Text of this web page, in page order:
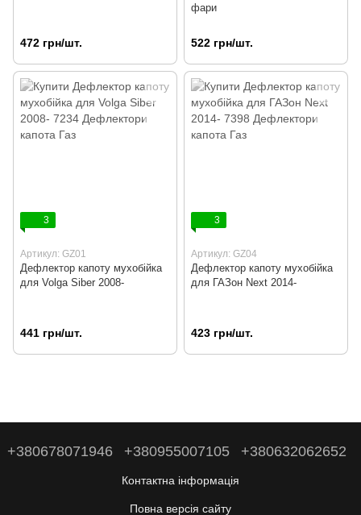
472 грн/шт.
фари
522 грн/шт.
3
Артикул: GZ01
Дефлектор капоту мухобійка
для Volga Siber 2008-
441 грн/шт.
3
Артикул: GZ04
Дефлектор капоту мухобійка
для ГАЗон Next 2014-
423 грн/шт.
+380678071946 +380955007105 +380632062652
Контактна інформація
Повна версія сайту